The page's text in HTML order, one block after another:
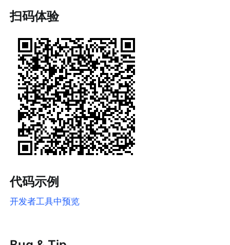
扫码体验
代码示例
开发者工具中预览